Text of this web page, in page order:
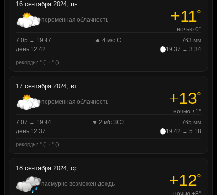
16 сентября 2024, пн
переменная облачность +11°
ночью 0°
7:05 → 19:47
4 м/с С
763 мм
день 12:42
19:37 → 3:34
рекорды: ° () · ° ()
17 сентября 2024, вт
переменная облачность +13°
ночью +1°
7:07 → 19:44
2 м/с ЗСЗ
765 мм
день 12:37
19:42 → 5:18
рекорды: ° () · ° ()
18 сентября 2024, ср
пасмурно возможен дождь +12°